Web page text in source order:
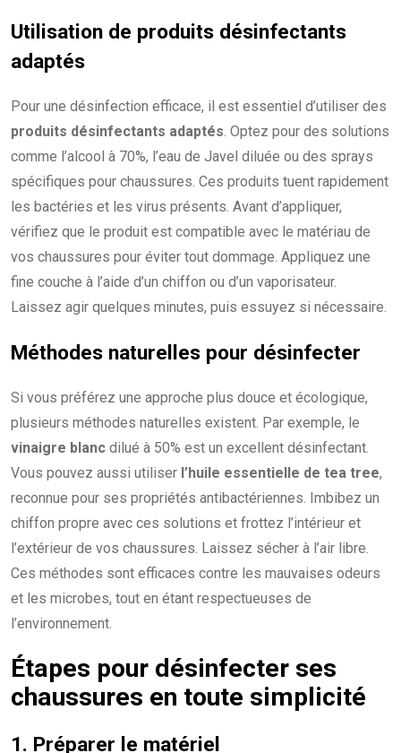
Utilisation de produits désinfectants
adaptés
Pour une désinfection efficace, il est essentiel d’utiliser des
produits désinfectants adaptés. Optez pour des solutions
comme l’alcool à 70%, l’eau de Javel diluée ou des sprays
spécifiques pour chaussures. Ces produits tuent rapidement
les bactéries et les virus présents. Avant d’appliquer,
vérifiez que le produit est compatible avec le matériau de
vos chaussures pour éviter tout dommage. Appliquez une
fine couche à l’aide d’un chiffon ou d’un vaporisateur.
Laissez agir quelques minutes, puis essuyez si nécessaire.
Méthodes naturelles pour désinfecter
Si vous préférez une approche plus douce et écologique,
plusieurs méthodes naturelles existent. Par exemple, le
vinaigre blanc dilué à 50% est un excellent désinfectant.
Vous pouvez aussi utiliser l’huile essentielle de tea tree,
reconnue pour ses propriétés antibactériennes. Imbibez un
chiffon propre avec ces solutions et frottez l’intérieur et
l’extérieur de vos chaussures. Laissez sécher à l’air libre.
Ces méthodes sont efficaces contre les mauvaises odeurs
et les microbes, tout en étant respectueuses de
l’environnement.
Étapes pour désinfecter ses
chaussures en toute simplicité
1. Préparer le matériel